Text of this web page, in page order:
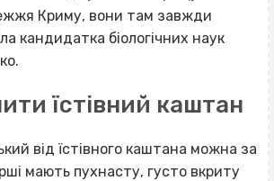
Криму, вони там завжди
кандидатка біологічних наук
їстівний каштан
від їстівного каштана можна за
мають пухнасту, густо вкриту